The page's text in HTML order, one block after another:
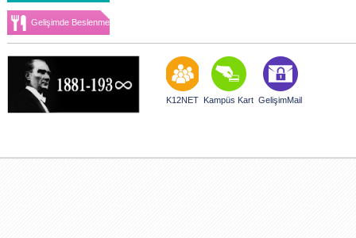
Gelişimde Beslenme
K12NET Kampüs Kart GelişimMail